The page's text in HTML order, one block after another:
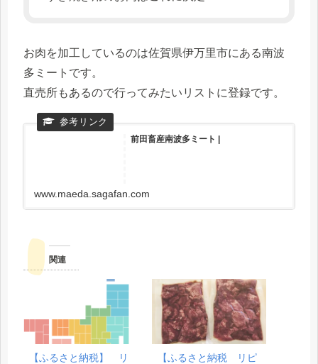
お肉を加工しているのは佐賀県伊万里市にある南波
多ミートです。
直売所もあるので行ってみたいリストに登録です。
前田畜産南波多ミート |
www.maeda.sagafan.com
関連
【ふるさと納税】 リ
【ふるさと納税 リピ